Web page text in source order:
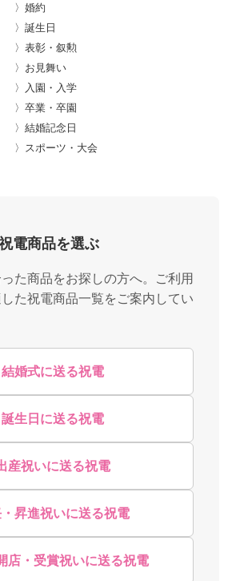
〉婚約
〉誕生日
〉表彰・叙勲
〉お見舞い
〉入園・入学
〉卒業・卒園
〉結婚記念日
〉スポーツ・大会
電商品を選ぶ
た商品をお探しの方へ。ご利用
た祝電商品一覧をご案内してい
結婚式に送る祝電
誕生日に送る祝電
産祝いに送る祝電
昇進祝いに送る祝電
店・受賞祝いに送る祝電